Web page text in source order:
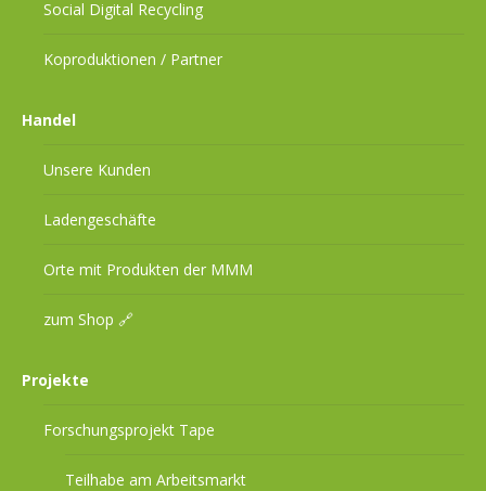
Social Digital Recycling
Koproduktionen / Partner
Handel
Unsere Kunden
Ladengeschäfte
Orte mit Produkten der MMM
zum Shop 🔗
Projekte
Forschungsprojekt Tape
Teilhabe am Arbeitsmarkt